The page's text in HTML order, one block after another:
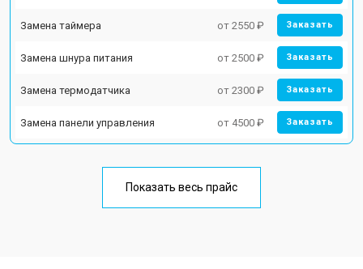
Замена таймера от 2550 ₽ Заказать
Замена шнура питания от 2500 ₽ Заказать
Замена термодатчика от 2300 ₽ Заказать
Замена панели управления от 4500 ₽ Заказать
Показать весь прайс